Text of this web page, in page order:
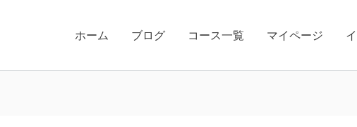
ホーム ブログ コース一覧 マイページ